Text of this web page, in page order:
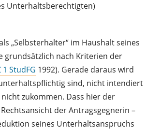
Unterhaltsberechtigten)
„Selbsterhalter“ im Haushalt seines
grundsätzlich nach Kriterien der
1 StudFG 1992). Gerade daraus wird
sind, nicht intendiert
zukommen. Dass hier der
der Antragsgegnerin –
seines Unterhaltsanspruchs